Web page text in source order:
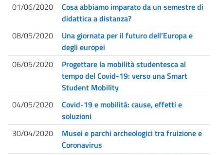
01/06/2020
Cosa abbiamo imparato da un semestre di
didattica a distanza?
08/05/2020
Una giornata per il futuro dell’Europa e
degli europei
06/05/2020
Progettare la mobilità studentesca al
tempo del Covid-19: verso una Smart
Student Mobility
04/05/2020
Covid-19 e mobilità: cause, effetti e
soluzioni
30/04/2020
Musei e parchi archeologici tra fruizione e
Coronavirus